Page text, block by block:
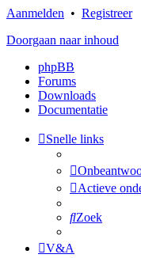
Aanmelden • Registreer
Doorgaan naar inhoud
phpBB
Forums
Downloads
Documentatie
Snelle links
Actieve
Zoek
V&A